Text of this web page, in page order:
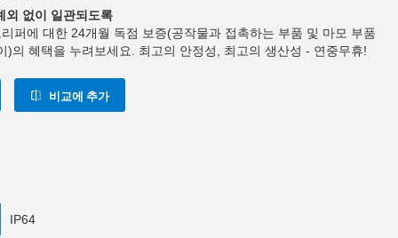
외 없이 일관되도록
퍼에 대한 24개월 독점 보증(공작물과 접촉하는 부품 및 마모 부품
)의 혜택을 누려보세요. 최고의 안정성, 최고의 생산성 - 연중무휴!
비교에 추가
IP64